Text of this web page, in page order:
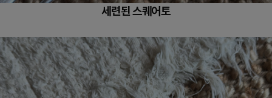
세련된 스퀘어토